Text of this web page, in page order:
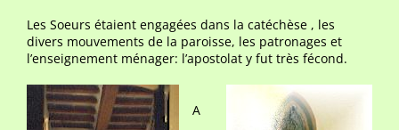
Les Soeurs étaient engagées dans la catéchèse , les
divers mouvements de la paroisse, les patronages et
l’enseignement ménager: l’apostolat y fut très fécond.
A